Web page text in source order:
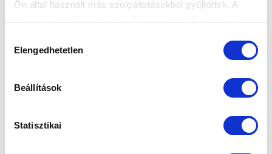
Ön által használt más szolgáltatásokból gyűjtöttek. A
kiválasztása
Elengedhetetlen
Beállítások
Statisztikai